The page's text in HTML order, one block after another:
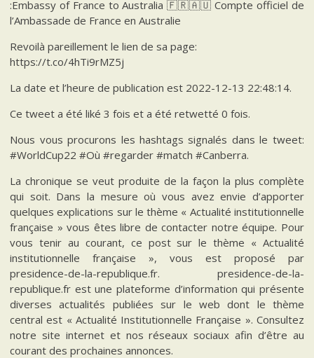
:Embassy of France to Australia 🇫🇷🇦🇺 Compte officiel de
l’Ambassade de France en Australie
Revoilà pareillement le lien de sa page:
https://t.co/4hTi9rMZ5j
La date et l’heure de publication est 2022-12-13 22:48:14.
Ce tweet a été liké 3 fois et a été retwetté 0 fois.
Nous vous procurons les hashtags signalés dans le tweet:
#WorldCup22 #Où #regarder #match #Canberra.
La chronique se veut produite de la façon la plus complète
qui soit. Dans la mesure où vous avez envie d’apporter
quelques explications sur le thème « Actualité institutionnelle
française » vous êtes libre de contacter notre équipe. Pour
vous tenir au courant, ce post sur le thème « Actualité
institutionnelle française », vous est proposé par
presidence-de-la-republique.fr. presidence-de-la-
republique.fr est une plateforme d’information qui présente
diverses actualités publiées sur le web dont le thème
central est « Actualité Institutionnelle Française ». Consultez
notre site internet et nos réseaux sociaux afin d’être au
courant des prochaines annonces.